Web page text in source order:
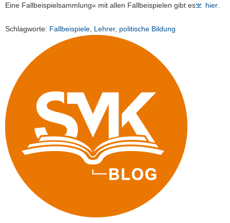
Eine Fallbeispielsammlung« mit allen Fallbeispielen gibt es
hier
Schlagworte: Fallbeispiele Lehrer, politische Bildung